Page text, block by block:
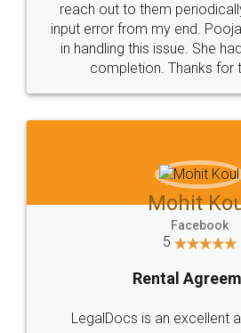
reach out to them
input error from my end.
in handling this issue. She
completion. Thanks for
Mohit
Facebook
5
Rental
LegalDocs is an excellent